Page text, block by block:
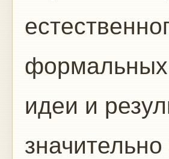
формальных
идеи и